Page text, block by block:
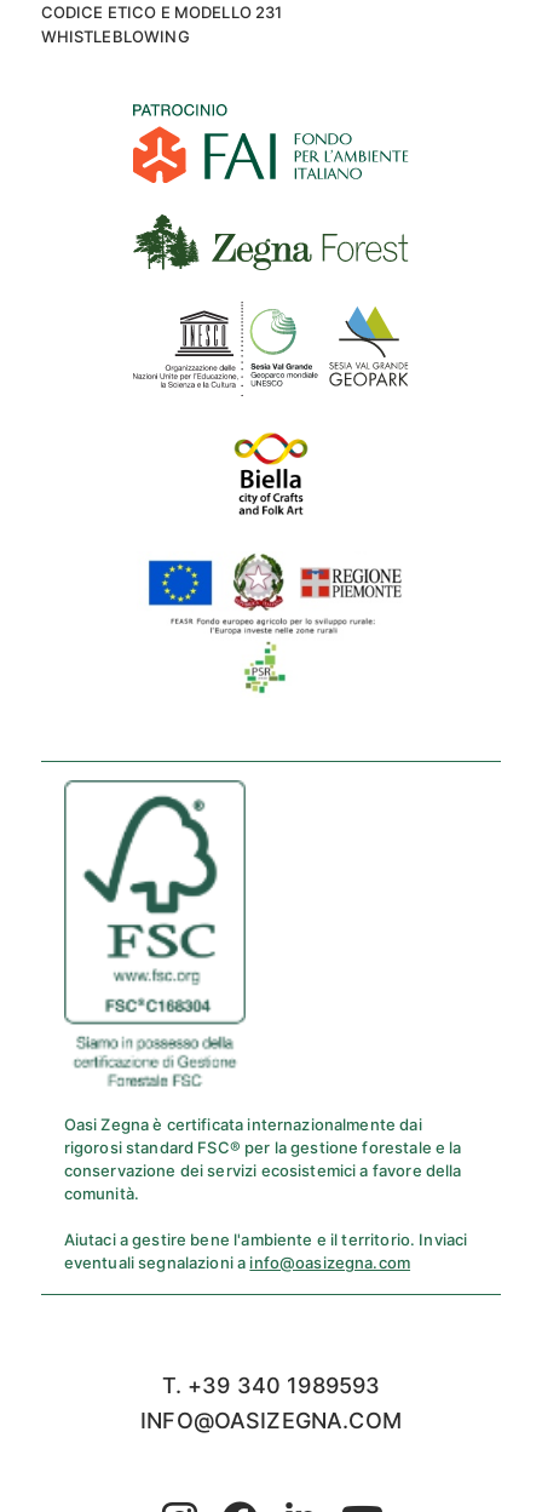
CODICE ETICO E MODELLO 231
WHISTLEBLOWING
Oasi Zegna è certificata internazionalmente dai
rigorosi standard FSC® per la gestione forestale e la
conservazione dei servizi ecosistemici a favore della
comunità.
Aiutaci a gestire bene l'ambiente e il territorio. Inviaci
eventuali segnalazioni a info@oasizegna.com
T. +39 340 1989593
INFO@OASIZEGNA.COM